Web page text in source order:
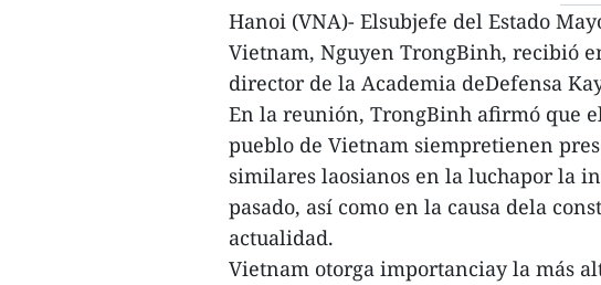
Hanoi (VNA)- Elsubjefe del Estado
Vietnam, Nguyen TrongBinh, recibió
director de la Academia deDefensa
En la reunión, TrongBinh afirmó que
pueblo de Vietnam siempretienen
similares laosianos en la luchapor la
pasado, así como en la causa dela
actualidad.
Vietnam otorga importanciay la más